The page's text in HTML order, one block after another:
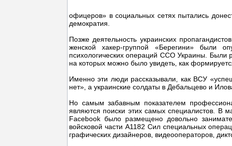
офицеров» в социальных сетях пытались
демократия.
Позже деятельность украинских
женской хакер-группой «Берегини» были
психологических операций ССО Украины. Были
на которых можно было увидеть, как
Именно эти люди рассказывали, как ВСУ
нет», а украинские солдаты в Дебальцево и
Но самым забавным показателем
являются поиски этих самых специалистов. В
Facebook было размещено довольно
войсковой части А1182 Сил специальных
графических дизайнеров, видеооператоров,